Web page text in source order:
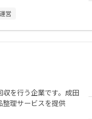
営
を行う企業です。成田
整理サービスを提供